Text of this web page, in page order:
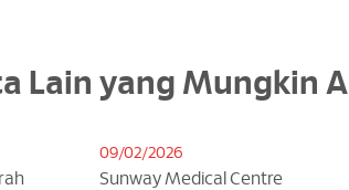
Lain yang Mungkin
09/02/2026
Sunway Medical Centre